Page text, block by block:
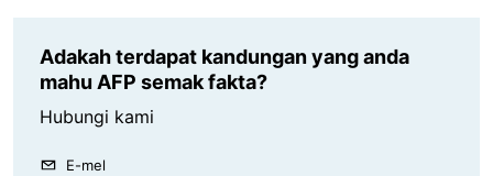
Adakah terdapat kandungan yang anda
mahu AFP semak fakta?
Hubungi kami
E-mel